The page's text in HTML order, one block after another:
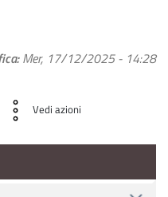
Mer, 17/12/2025 - 14:28
Vedi azioni